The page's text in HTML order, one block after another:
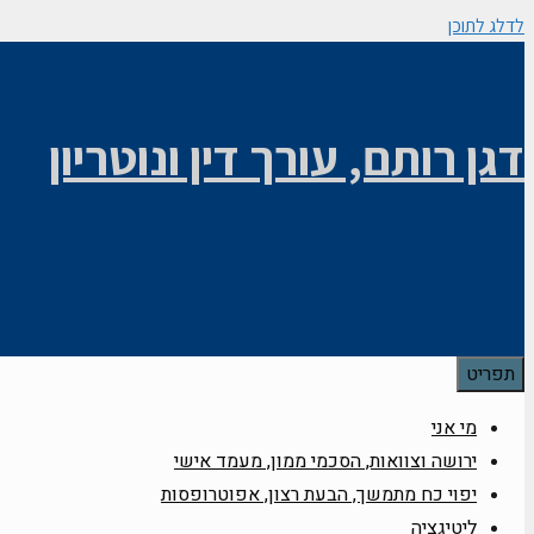
לדלג לתוכן
דגן רותם, עורך דין ונוטריון
תפריט
מי אני
ירושה וצוואות, הסכמי ממון, מעמד אישי
יפוי כח מתמשך, הבעת רצון, אפוטרופסות